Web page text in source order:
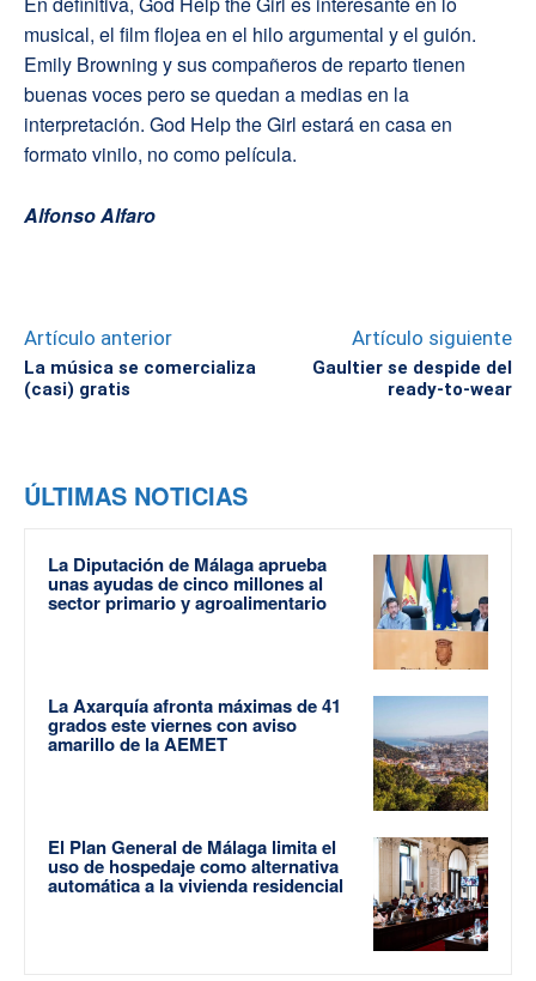
musical, el film flojea en el hilo argumental y el guión.
Emily Browning y sus compañeros de reparto tienen
buenas voces pero se quedan a medias en la
interpretación. God Help the Girl estará en casa en
formato vinilo, no como película.
Alfonso Alfaro
Artículo anterior
La música se comercializa
(casi) gratis
Artículo siguiente
Gaultier se despide del
ready-to-wear
ÚLTIMAS NOTICIAS
La Diputación de Málaga aprueba
unas ayudas de cinco millones al
sector primario y agroalimentario
La Axarquía afronta máximas de 41
grados este viernes con aviso
amarillo de la AEMET
El Plan General de Málaga limita el
uso de hospedaje como alternativa
automática a la vivienda residencial